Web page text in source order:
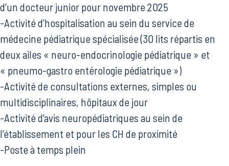
d’un docteur junior pour novembre 2025
-Activité d’hospitalisation au sein du service de
médecine pédiatrique spécialisée (30 lits répartis en
deux ailes « neuro-endocrinologie pédiatrique » et
« pneumo-gastro entérologie pédiatrique »)
-Activité de consultations externes, simples ou
multidisciplinaires, hôpitaux de jour
-Activité d’avis neuropédiatriques au sein de
l’établissement et pour les CH de proximité
-Poste à temps plein